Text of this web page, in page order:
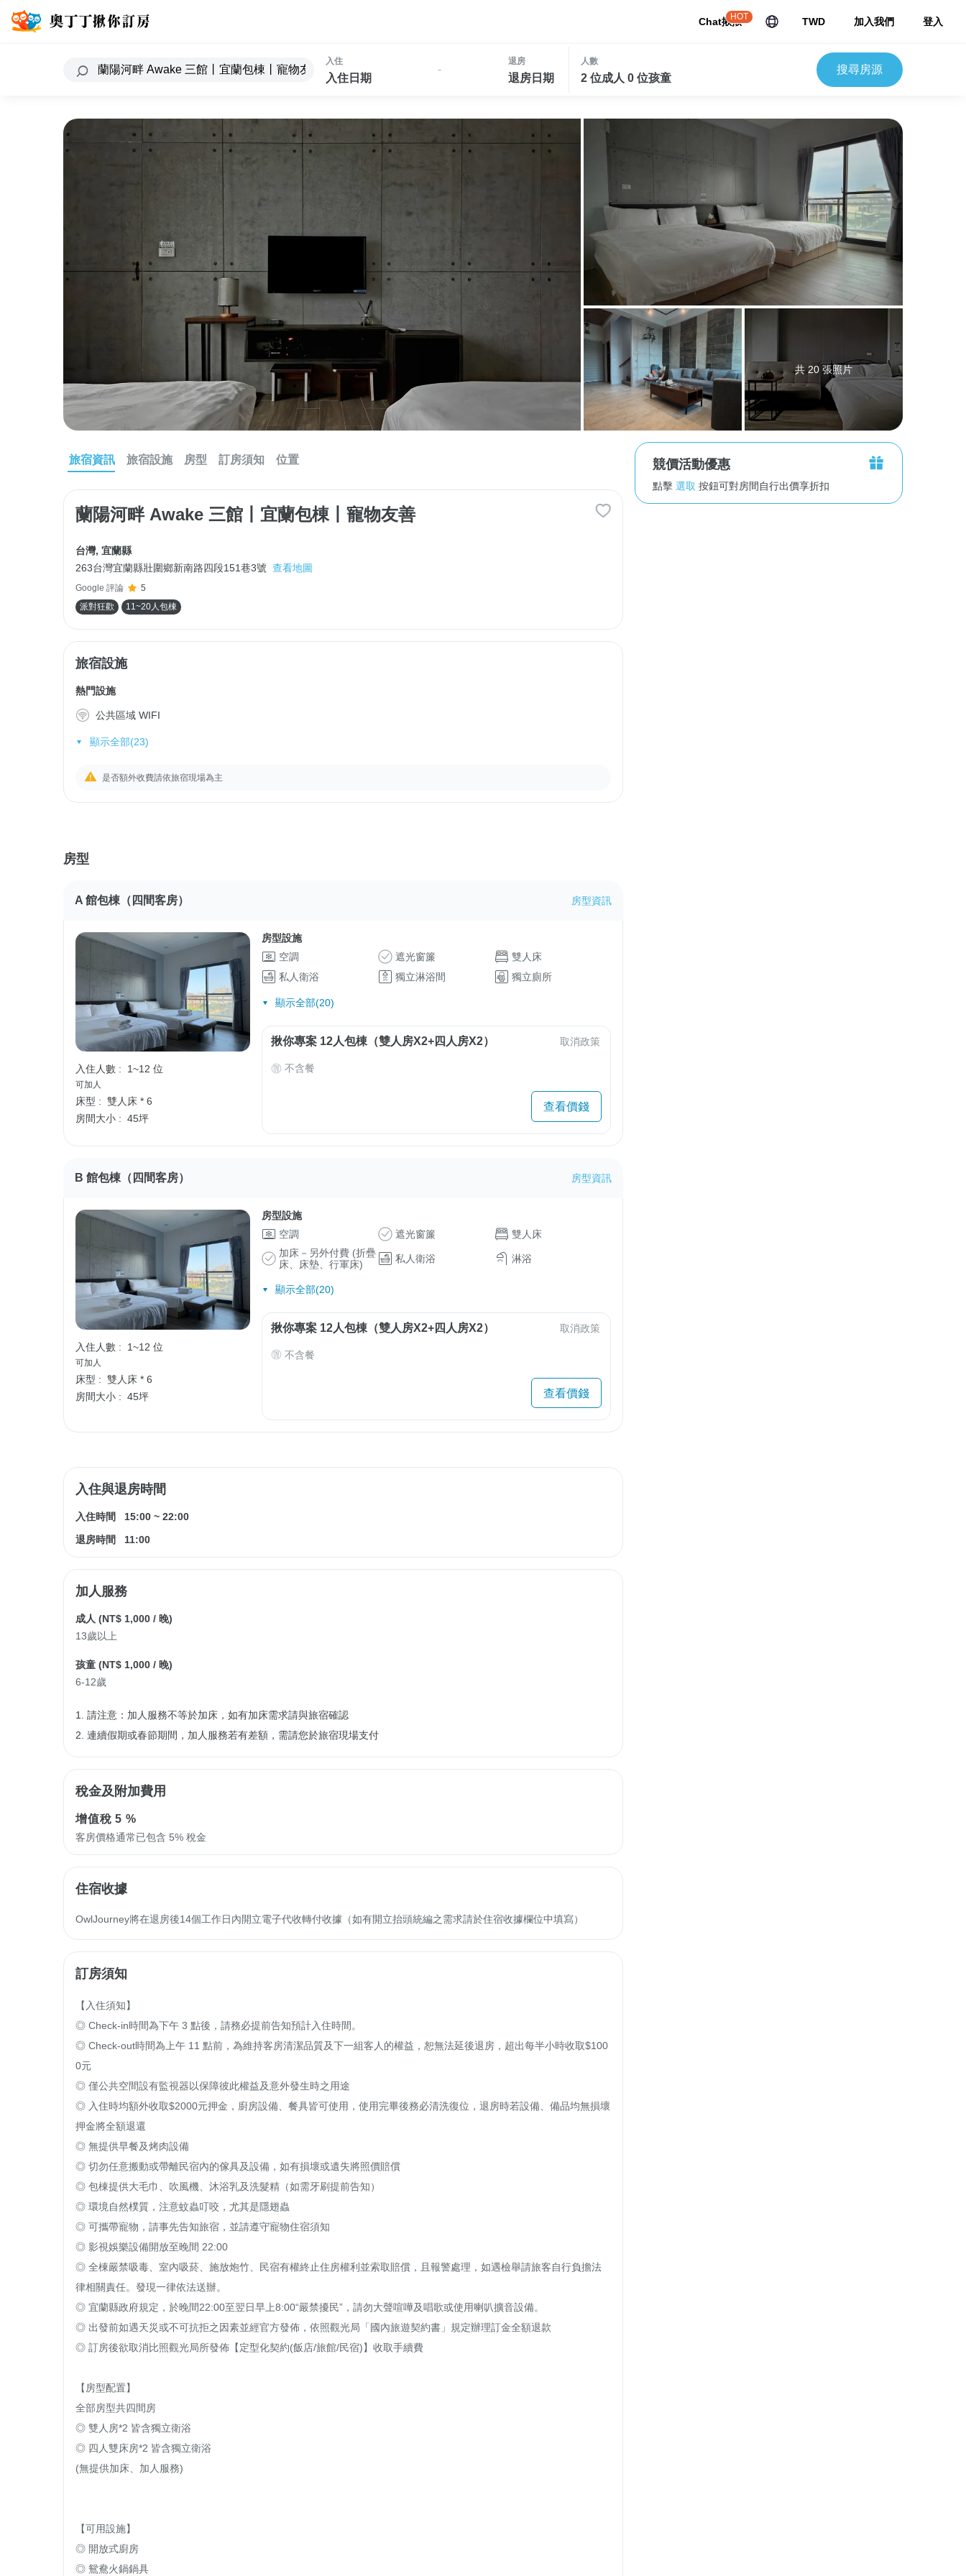
Chat揪揪
HOT TWD 加入我們 登入
入住
入住日期
-
退房
退房日期
人數
2 位成人 0 位孩童
搜尋房源
共 20 張照片
旅宿資訊 旅宿設施 房型 訂房須知 位置
蘭陽河畔 Awake 三館丨宜蘭包棟丨寵物友善
台灣, 宜蘭縣
263台灣宜蘭縣壯圍鄉新南路四段151巷3號 查看地圖
Google 評論
5
派對狂歡
11~20人包棟
旅宿設施
熱門設施
公共區域 WIFI
顯示全部(23)
是否額外收費請依旅宿現場為主
房型
A 館包棟（四間客房） 房型資訊
入住人數 : 1~12 位
可加人
床型 : 雙人床 * 6
房間大小 : 45坪
房型設施
空調
遮光窗簾
雙人床
私人衛浴
獨立淋浴間 獨立廁所
顯示全部(20)
揪你專案 12人包棟（雙人房X2+四人房X2） 取消政策
不含餐
查看價錢
B 館包棟（四間客房） 房型資訊
入住人數 : 1~12 位
可加人
床型 : 雙人床 * 6
房間大小 : 45坪
房型設施
空調
遮光窗簾
雙人床
加床－另外付費 (折疊
床、床墊、行軍床)
私人衛浴 淋浴
顯示全部(20)
揪你專案 12人包棟（雙人房X2+四人房X2） 取消政策
不含餐
查看價錢
入住與退房時間
入住時間 15:00 ~ 22:00
退房時間
11:00
加人服務
成人 (NT$ 1,000 / 晚)
13歲以上
孩童 (NT$ 1,000 / 晚)
6-12歲
1. 請注意：加人服務不等於加床，如有加床需求請與旅宿確認
2. 連續假期或春節期間，加人服務若有差額，需請您於旅宿現場支付
稅金及附加費用
增值稅5 %
客房價格通常已包含 5% 稅金
住宿收據
OwlJourney將在退房後14個工作日內開立電子代收轉付收據（如有開立抬頭統編之需求請於住宿收據欄位中填寫）
訂房須知
【入住須知】
◎ Check-in時間為下午 3 點後，請務必提前告知預計入住時間。
◎ Check-out時間為上午 11 點前，為維持客房清潔品質及下一組客人的權益，恕無法延後退房，超出每半小時收取$100
0元
◎ 僅公共空間設有監視器以保障彼此權益及意外發生時之用途
◎ 入住時均額外收取$2000元押金，廚房設備、餐具皆可使用，使用完畢後務必清洗復位，退房時若設備、備品均無損壞
押金將全額退還
◎ 無提供早餐及烤肉設備
◎ 切勿任意搬動或帶離民宿內的傢具及設備，如有損壞或遺失將照價賠償
◎ 包棟提供大毛巾、吹風機、沐浴乳及洗髮精（如需牙刷提前告知）
◎ 環境自然樸質，注意蚊蟲叮咬，尤其是隱翅蟲
◎ 可攜帶寵物，請事先告知旅宿，並請遵守寵物住宿須知
◎ 影視娛樂設備開放至晚間 22:00
◎ 全棟嚴禁吸毒、室內吸菸、施放炮竹、民宿有權終止住房權利並索取賠償，且報警處理，如遇檢舉請旅客自行負擔法
律相關責任。發現一律依法送辦。
◎ 宜蘭縣政府規定，於晚間22:00至翌日早上8:00“嚴禁擾民”，請勿大聲喧嘩及唱歌或使用喇叭擴音設備。
◎ 出發前如遇天災或不可抗拒之因素並經官方發佈，依照觀光局「國內旅遊契約書」規定辦理訂金全額退款
◎ 訂房後欲取消比照觀光局所發佈【定型化契約(飯店/旅館/民宿)】收取手續費
【房型配置】
全部房型共四間房
◎ 雙人房*2 皆含獨立衛浴
◎ 四人雙床房*2 皆含獨立衛浴
(無提供加床、加人服務)
【可用設施】
◎ 開放式廚房
◎ 鴛鴦火鍋鍋具
競價活動優惠
點擊 選取 按鈕可對房間自行出價享折扣